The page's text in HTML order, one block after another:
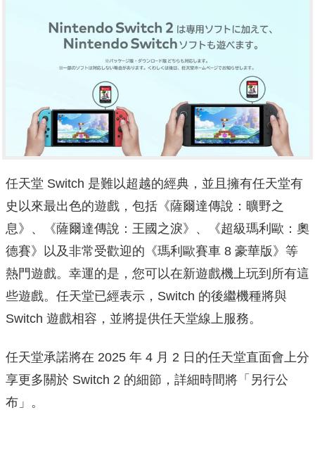
任天堂 Switch 是難以超越的經典，並且擁有任天堂有
史以來最出色的遊戲，包括《薩爾達傳說：曠野之
息》、《薩爾達傳說：王國之淚》、《超級瑪利歐：奧
德賽》以及非常受歡迎的《瑪利歐賽車 8 豪華版》等
熱門遊戲。幸運的是，您可以在新遊戲機上玩到所有這
些遊戲。任天堂已經表示，Switch 的後繼機種將與
Switch 遊戲相容，並將提供任天堂線上服務。
任天堂承諾將在 2025 年 4 月 2 日的任天堂直面會上分
享更多關於 Switch 2 的細節，詳細時間將「另行公
布」。